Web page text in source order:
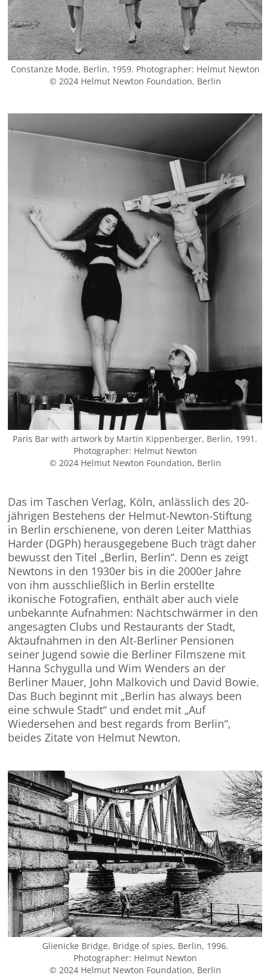
Constanze Mode, Berlin, 1959. Photographer: Helmut Newton
© 2024 Helmut Newton Foundation, Berlin
Paris Bar with artwork by Martin Kippenberger, Berlin, 1991.
Photographer: Helmut Newton
© 2024 Helmut Newton Foundation, Berlin
Das im Taschen Verlag, Köln, anlässlich des 20-
jährigen Bestehens der Helmut-Newton-Stiftung
in Berlin erschienene, von deren Leiter Matthias
Harder (DGPh) herausgegebene Buch trägt daher
bewusst den Titel „Berlin, Berlin“. Denn es zeigt
Newtons in den 1930er bis in die 2000er Jahre
von ihm ausschließlich in Berlin erstellte
ikonische Fotografien, enthält aber auch viele
unbekannte Aufnahmen: Nachtschwärmer in den
angesagten Clubs und Restaurants der Stadt,
Aktaufnahmen in den Alt-Berliner Pensionen
seiner Jugend sowie die Berliner Filmszene mit
Hanna Schygulla und Wim Wenders an der
Berliner Mauer, John Malkovich und David Bowie.
Das Buch beginnt mit „Berlin has always been
eine schwule Stadt“ und endet mit „Auf
Wiedersehen and best regards from Berlin“,
beides Zitate von Helmut Newton.
Glienicke Bridge, Bridge of spies, Berlin, 1996.
Photographer: Helmut Newton
© 2024 Helmut Newton Foundation, Berlin